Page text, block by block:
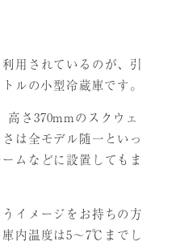
用されているのが、引
ルの小型冷蔵庫です。
高さ370mmのスクウェ
は全モデル随一といっ
ムなどに設置してもま
イメージをお持ちの方
内温度は5〜7℃までし